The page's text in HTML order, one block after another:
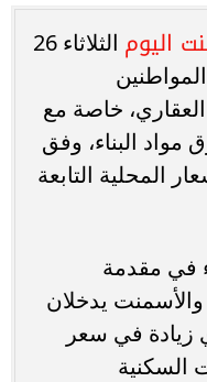
اليوم
الثلاثاء 26
المواطنين
خاصة مع
البناء، وفق
المحلية التابعة
في مقدمة
يدخلان
زيادة في سعر
السكنية